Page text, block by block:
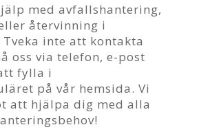
med avfallshantering,
återvinning i
Tveka inte att kontakta
oss via telefon, e-post
fylla i
på vår hemsida. Vi
att hjälpa dig med alla